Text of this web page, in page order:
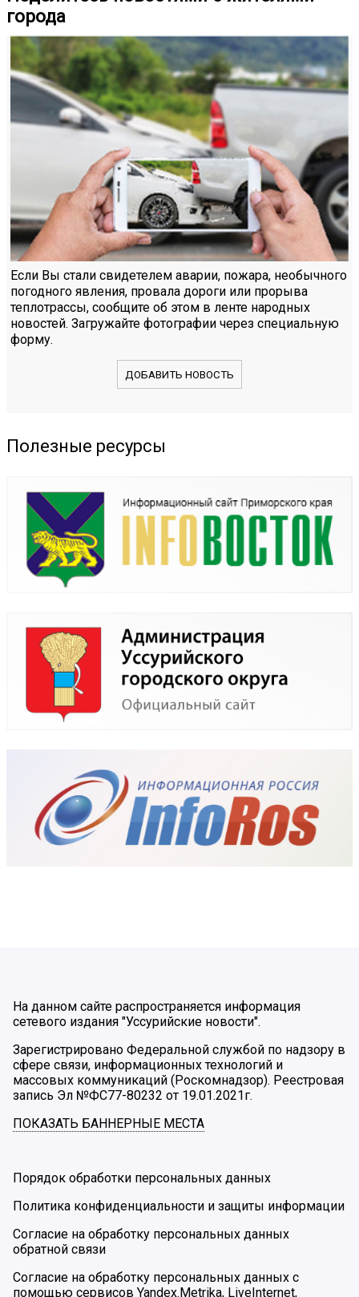
города
Если Вы стали свидетелем аварии, пожара, необычного
погодного явления, провала дороги или прорыва
теплотрассы, сообщите об этом в ленте народных
новостей. Загружайте фотографии через специальную
форму.
ДОБАВИТЬ НОВОСТЬ
Полезные ресурсы
На данном сайте распространяется информация
сетевого издания "Уссурийские новости".
Зарегистрировано Федеральной службой по надзору в
сфере связи, информационных технологий и
массовых коммуникаций (Роскомнадзор). Реестровая
запись Эл №ФС77-80232 от 19.01.2021г.
ПОКАЗАТЬ БАННЕРНЫЕ МЕСТА
Порядок обработки персональных данных
Политика конфиденциальности и защиты информации
Согласие на обработку персональных данных
обратной связи
Согласие на обработку персональных данных с
помощью сервисов Yandex.Metrika, LiveInternet,